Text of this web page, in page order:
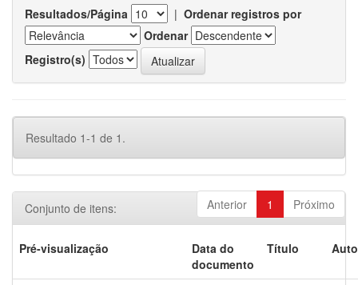
Resultados/Página | Ordenar registros por
Ordenar
Registro(s)
Resultado 1-1 de 1.
Anterior 1 Próximo
Conjunto de itens:
Pré-visualização
Data do
documento
Título